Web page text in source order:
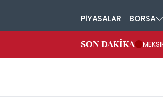
PİYASALAR BORSA
SON DAKİKA